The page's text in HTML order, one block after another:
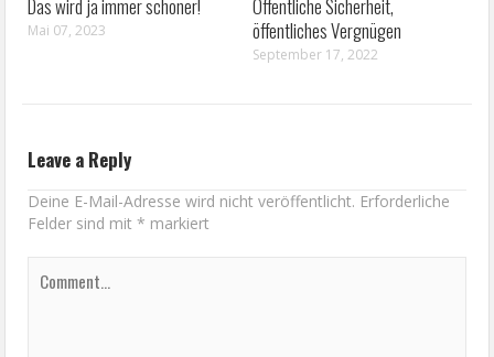
Das wird ja immer schöner!
Mai 07, 2023
Öffentliche Sicherheit,
öffentliches Vergnügen
September 17, 2022
Leave a Reply
Deine E-Mail-Adresse wird nicht veröffentlicht. Erforderliche
Felder sind mit* markiert